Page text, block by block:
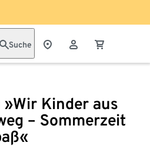
Suche
Kinder aus
– Sommerzeit